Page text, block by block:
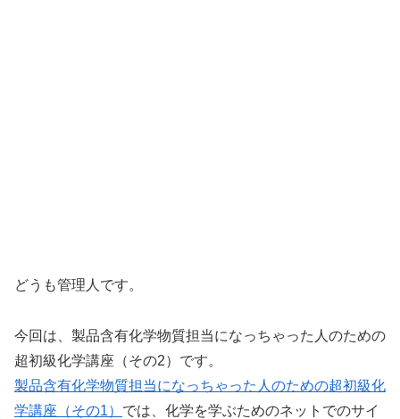
どうも管理人です。
今回は、製品含有化学物質担当になっちゃった人のための
超初級化学講座（その2）です。
製品含有化学物質担当になっちゃった人のための超初級化
学講座（その1） では、化学を学ぶためのネットでのサイ